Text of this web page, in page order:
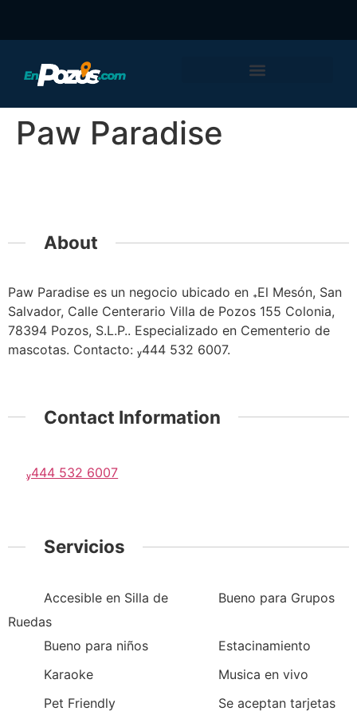
Paw Paradise
About
Paw Paradise es un negocio ubicado en El Mesón, San
Salvador, Calle Centerario Villa de Pozos 155 Colonia,
78394 Pozos, S.L.P.. Especializado en Cementerio de
mascotas. Contacto: 444 532 6007.
Contact Information
444 532 6007
Servicios
Accesible en Silla de
Ruedas
Bueno para Grupos
Bueno para niños
Estacinamiento
Karaoke
Musica en vivo
Pet Friendly
Se aceptan tarjetas